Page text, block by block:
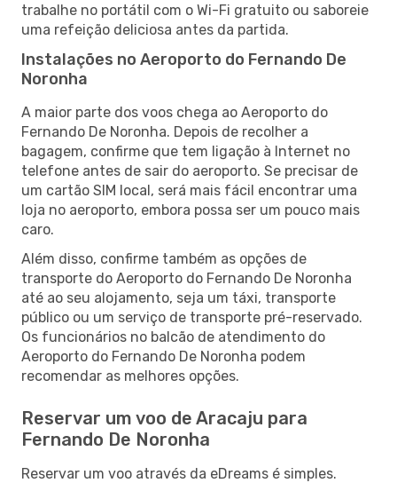
trabalhe no portátil com o Wi-Fi gratuito ou saboreie
uma refeição deliciosa antes da partida.
Instalações no Aeroporto do Fernando De
Noronha
A maior parte dos voos chega ao Aeroporto do
Fernando De Noronha. Depois de recolher a
bagagem, confirme que tem ligação à Internet no
telefone antes de sair do aeroporto. Se precisar de
um cartão SIM local, será mais fácil encontrar uma
loja no aeroporto, embora possa ser um pouco mais
caro.
Além disso, confirme também as opções de
transporte do Aeroporto do Fernando De Noronha
até ao seu alojamento, seja um táxi, transporte
público ou um serviço de transporte pré-reservado.
Os funcionários no balcão de atendimento do
Aeroporto do Fernando De Noronha podem
recomendar as melhores opções.
Reservar um voo de Aracaju para
Fernando De Noronha
Reservar um voo através da eDreams é simples.